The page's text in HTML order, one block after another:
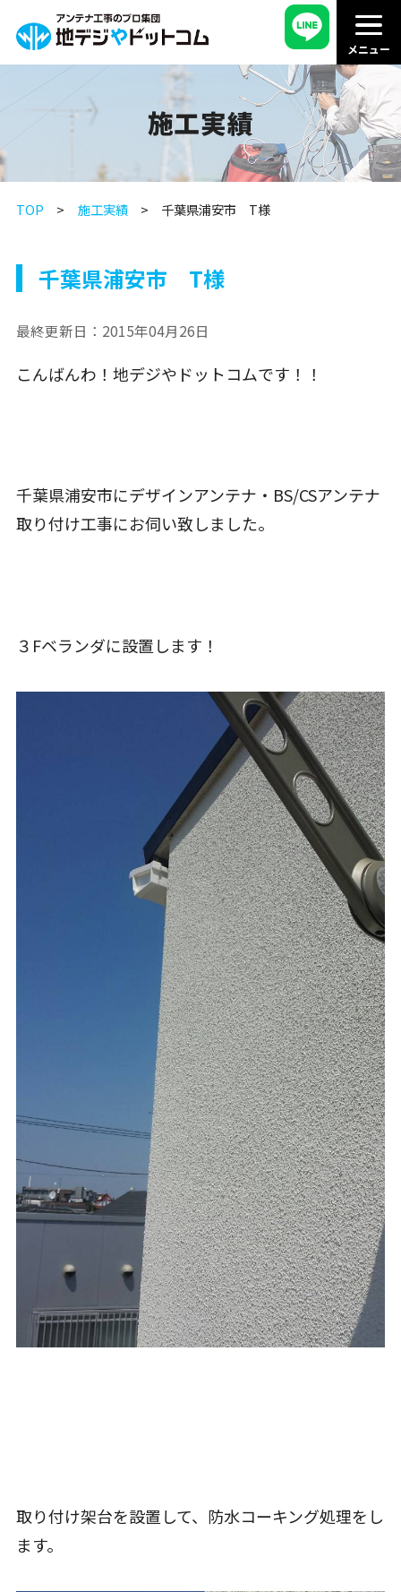
施工実績
TOP 施工実績 千葉県浦安市 T様
千葉県浦安市 T様
最終更新日： 2015年04月26日
こんばんわ！地デジやドットコムです！！
千葉県浦安市にデザインアンテナ・BS/CSアンテナ
取り付け工事にお伺い致しました。
３Fベランダに設置します！
取り付け架台を設置して、防水コーキング処理をし
ます。